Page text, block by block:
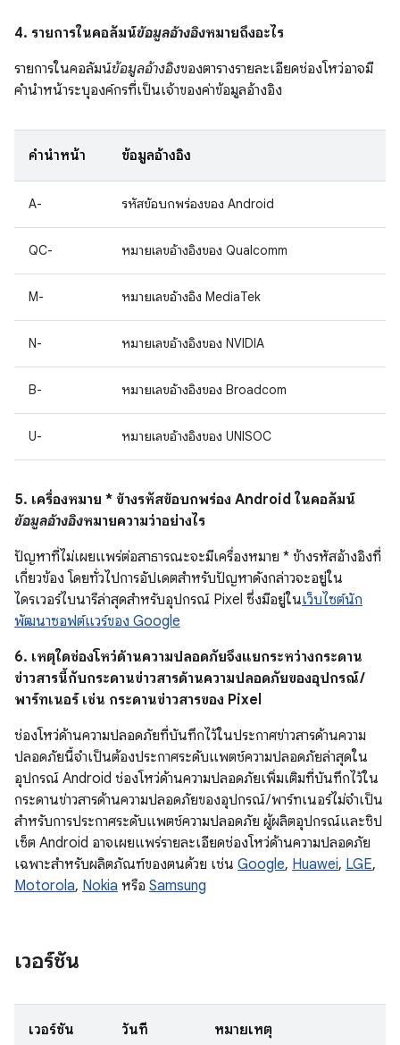
4. รายการในคอลัมน์ข้อมูลอ้างอิงหมายถึงอะไร
รายการในคอลัมน์ข้อมูลอ้างอิงของตารางรายละเอียดช่องโหว่อาจมี
คำนำหน้าระบุองค์กรที่เป็นเจ้าของค่าข้อมูลอ้างอิง
คำนำหน้า ข้อมูลอ้างอิง
A- รหัสข้อบกพร่องของ Android
QC- หมายเลขอ้างอิงของ Qualcomm
M- หมายเลขอ้างอิง MediaTek
N- หมายเลขอ้างอิงของ NVIDIA
B- หมายเลขอ้างอิงของ Broadcom
U- หมายเลขอ้างอิงของ UNISOC
5. เครื่องหมาย * ข้างรหัสข้อบกพร่อง Android ในคอลัมน์
ข้อมูลอ้างอิงหมายความว่าอย่างไร
ปัญหาที่ไม่เผยแพร่ต่อสาธารณะจะมีเครื่องหมาย * ข้างรหัสอ้างอิงที่
เกี่ยวข้อง โดยทั่วไปการอัปเดตสำหรับปัญหาดังกล่าวจะอยู่ใน
ไดรเวอร์ไบนารีล่าสุดสำหรับอุปกรณ์ Pixel ซึ่งมีอยู่ในเว็บไซต์นัก
พัฒนาซอฟต์แวร์ของ Google
6. เหตุใดช่องโหว่ด้านความปลอดภัยจึงแยกระหว่างกระดาน
ข่าวสารนี้กับกระดานข่าวสารด้านความปลอดภัยของอุปกรณ์ /
พาร์ทเนอร์ เช่น กระดานข่าวสารของ Pixel
ช่องโหว่ด้านความปลอดภัยที่บันทึกไว้ในประกาศข่าวสารด้านความ
ปลอดภัยนี้จำเป็นต้องประกาศระดับแพตช์ความปลอดภัยล่าสุดใน
อุปกรณ์ Android ช่องโหว่ด้านความปลอดภัยเพิ่มเติมที่บันทึกไว้ใน
กระดานข่าวสารด้านความปลอดภัยของอุปกรณ์ / พาร์ทเนอร์ไม่จำเป็น
สำหรับการประกาศระดับแพตช์ความปลอดภัย ผู้ผลิตอุปกรณ์และชิป
เซ็ต Android อาจเผยแพร่รายละเอียดช่องโหว่ด้านความปลอดภัย
เฉพาะสำหรับผลิตภัณฑ์ของตนด้วย เช่น Google, Huawei, LGE,
Motorola, Nokia หรือ Samsung
เวอร์ชัน
เวอร์ชัน วันที่ หมายเหตุ